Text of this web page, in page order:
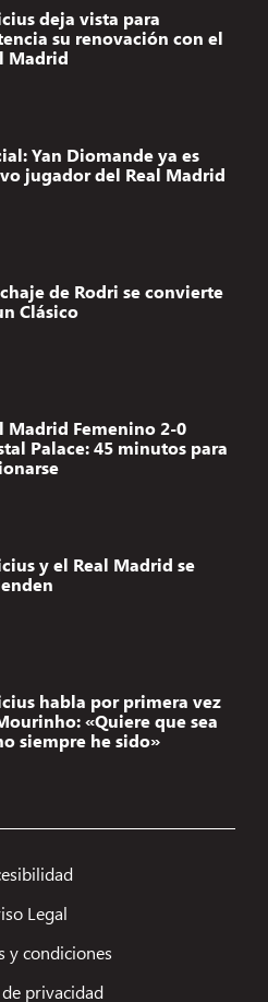
deja vista para
su renovación con el
Madrid
Yan Diomande ya es
jugador del Real Madrid
de Rodri se convierte
Clásico
Madrid Femenino 2-0
Palace: 45 minutos para
y el Real Madrid se
habla por primera vez
«Quiere que sea
siempre he sido»
Legal
y condiciones
privacidad